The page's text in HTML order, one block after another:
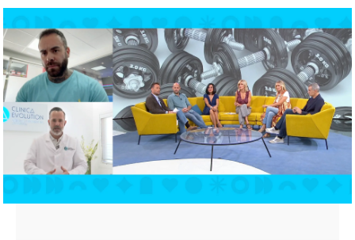
Muere Illia Golem, el culturista 'más
monstruoso del mundo', a los 36 años
Paloma tiene 57 años y es madre, abuela y
una culturista con medalla: "La edad es
solo un número"
El turbador mensaje de un culturista antes
de morir en plena competición